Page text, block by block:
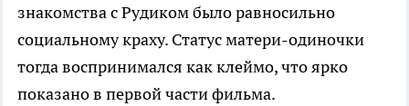
знакомства с Рудиком было равносильно
социальному краху. Статус матери-одиночки
тогда воспринимался как клеймо, что ярко
показано в первой части фильма.